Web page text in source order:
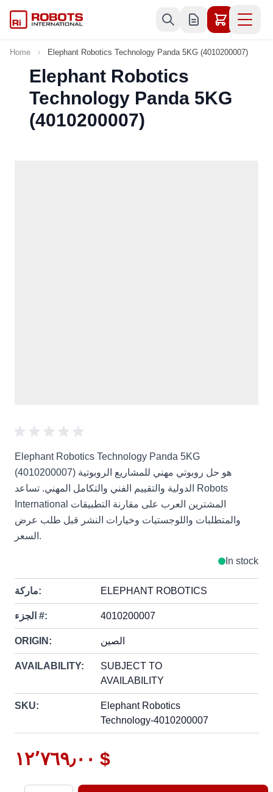
Home Elephant Robotics Technology Panda 5KG (4010200007)
Elephant Robotics
Technology Panda 5KG
(4010200007)
Elephant Robotics Technology Panda 5KG
(4010200007) هو حل روبوتي مهني للمشاريع الروبوتية
الدولية والتقييم الفني والتكامل المهني. تساعد Robots
International المشترين العرب على مقارنة التطبيقات
والمتطلبات واللوجستيات وخيارات النشر قبل طلب عرض
السعر.
In stock
ماركة: ELEPHANT ROBOTICS
الجزء #: 4010200007
ORIGIN: الصين
AVAILABILITY:
SUBJECT TO
AVAILABILITY
SKU:
Elephant Robotics
Technology-4010200007
١٢٬٧٦٩٫٠٠ $